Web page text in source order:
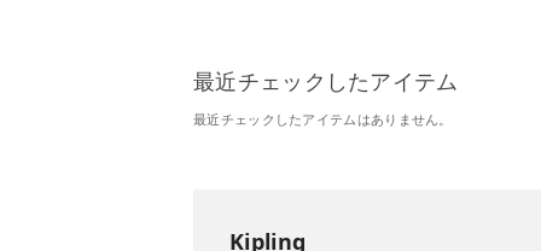
最近チェックしたアイテム
最近チェックしたアイテムはありません。
Kipling